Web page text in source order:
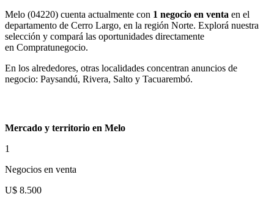
Melo (04220) cuenta actualmente con 1 negocio en venta en el
departamento de Cerro Largo, en la región Norte. Explorá nuestra
selección y compará las oportunidades directamente
en Compratunegocio.
En los alrededores, otras localidades concentran anuncios de
negocio: Paysandú, Rivera, Salto y Tacuarembó.
Mercado y territorio en Melo
1
Negocios en venta
U$ 8.500